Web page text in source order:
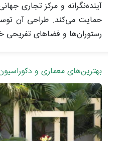
حمایت می‌کند. طراحی آن
رستوران‌ها و فضا‌های تفریحی
بهترین‌های معماری و